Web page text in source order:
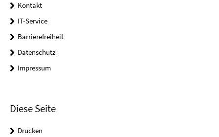
Kontakt
IT-Service
Barrierefreiheit
Datenschutz
Impressum
Diese Seite
Drucken